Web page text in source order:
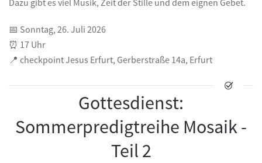
📅 Sonntag, 26. Juli 2026
⏰ 17 Uhr
📍 checkpoint Jesus Erfurt, Gerberstraße 14a, Erfurt
Gottesdienst:
Sommerpredigtreihe Mosaik -
Teil 2